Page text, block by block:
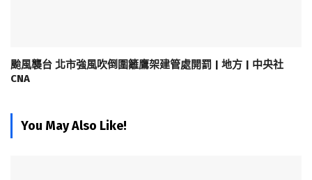
颱風襲台 北市強風吹倒圍籬鷹架建管處開罰 | 地方 | 中央社
CNA
You May Also Like!